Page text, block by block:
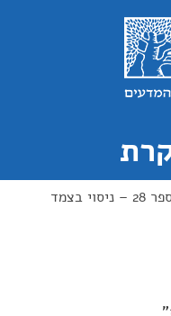
ניסוי מספר 28 – ניסוי בצמד